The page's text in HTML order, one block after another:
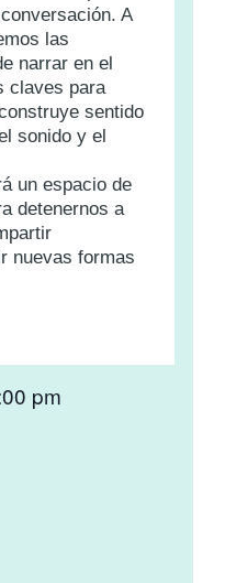
A
las
narrar en el
claves para
sentido
sonido y el
un espacio de
detenernos a
nuevas formas
pm